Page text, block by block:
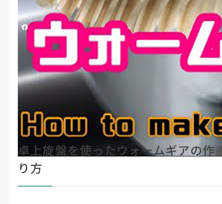
投稿日時2026/03/02 11:13 更新日時2026/03/02 11:16
シェアする
黒苺
#YouTuber #製造・機械加工 #How To動画 #動画記事
注目！
旋盤でギア作る方法 How to make a
worm wheel on a lathe
卓上旋盤を使ったウォームギアの作
り方